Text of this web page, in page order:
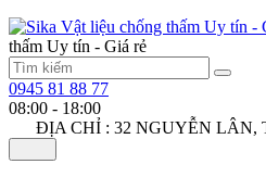
thấm Uy tín - Giá rẻ
0945 81 88 77
08:00 - 18:00
ĐỊA CHỈ : 32 NGUYỄN